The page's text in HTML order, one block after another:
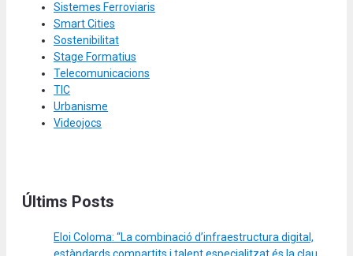
Sistemes Ferroviaris
Smart Cities
Sostenibilitat
Stage Formatius
Telecomunicacions
TIC
Urbanisme
Videojocs
Últims Posts
Eloi Coloma: “La combinació d’infraestructura digital,